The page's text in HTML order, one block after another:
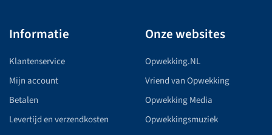
Informatie
Klantenservice
Mijn account
Betalen
Levertijd en verzendkosten
Onze websites
Opwekking.NL
Vriend van Opwekking
Opwekking Media
Opwekkingsmuziek